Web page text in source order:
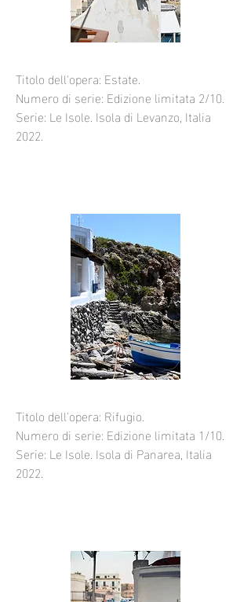
Titolo dell'opera: Estate.
Numero di serie: Edizione limitata 2/10.
Serie: Le Isole. Isola di Levanzo, Italia
2022.
Titolo dell'opera: Rifugio.
Numero di serie: Edizione limitata 1/10.
Serie: Le Isole. Isola di Panarea, Italia
2022.